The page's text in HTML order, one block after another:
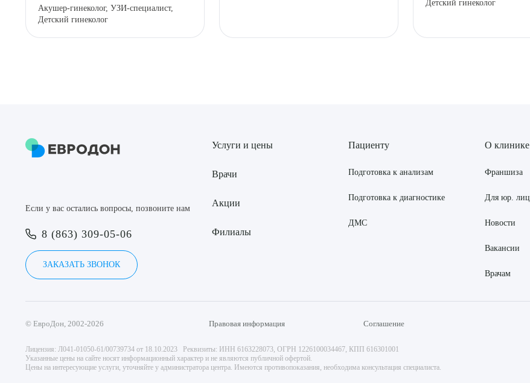
Акушер-гинеколог, УЗИ-специалист,
Детский гинеколог
Детский гинеколог
Если у вас остались вопросы, позвоните нам
8 (863) 309-05-06
ЗАКАЗАТЬ ЗВОНОК
Услуги и цены
Врачи
Акции
Филиалы
Пациенту
Подготовка к анализам
Подготовка к диагностике
ДМС
О клинике
Франшиза
Для юр. лиц
Новости
Вакансии
Врачам
© ЕвроДон, 2002-2026 Правовая информация Соглашение
Лицензия: Л041-01050-61/00739734 от 18.10.2023 Реквизиты: ИНН 6163228073, ОГРН 1226100034467, КПП 616301001
Указанные цены на сайте носят информационный характер и не являются публичной офертой.
Цены на интересующие услуги, уточняйте у администратора центра. Имеются противопоказания, необходима консультация специалиста.